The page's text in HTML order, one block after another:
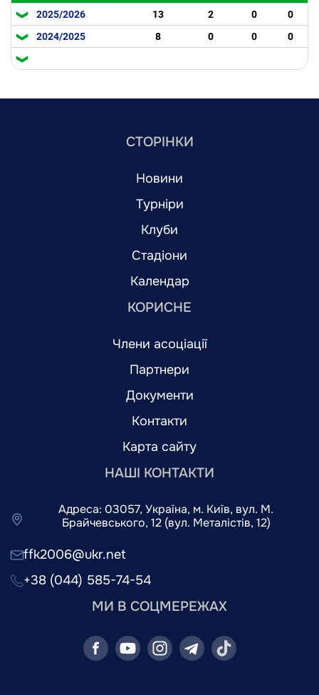
2025/2026
13 2 0
0
2024/2025
8 0 0 0
СТОРІНКИ
Новини
Турніри
Клуби
Стадіони
Календар
КОРИСНЕ
Члени асоціації
Партнери
Документи
Контакти
Карта сайту
НАШІ КОНТАКТИ
Адреса: 03057, Україна, м. Київ, вул. М.
Брайчевського, 12 (вул. Металістів, 12)
ffk2006@ukr.net
+38 (044) 585-74-54
МИ В СОЦМЕРЕЖАХ